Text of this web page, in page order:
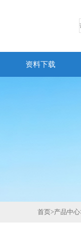
资料下载
首页>产品中心